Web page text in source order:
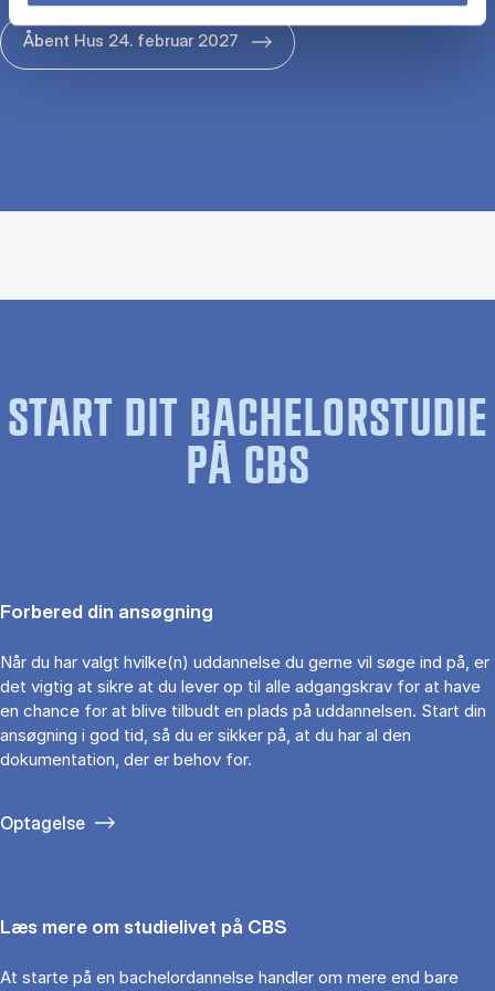
Åbent Hus 24. februar 2027
START DIT BACHELORSTUDIE
PÅ CBS
Forbered din ansøgning
Når du har valgt hvilke(n) uddannelse du gerne vil søge ind på, er
det vigtig at sikre at du lever op til alle adgangskrav for at have
en chance for at blive tilbudt en plads på uddannelsen. Start din
ansøgning i god tid, så du er sikker på, at du har al den
dokumentation, der er behov for.
Optagelse
Læs mere om studielivet på CBS
At starte på en bachelordannelse handler om mere end bare